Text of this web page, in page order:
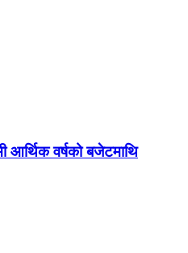
आर्थिक वर्षको बजेटमाथि